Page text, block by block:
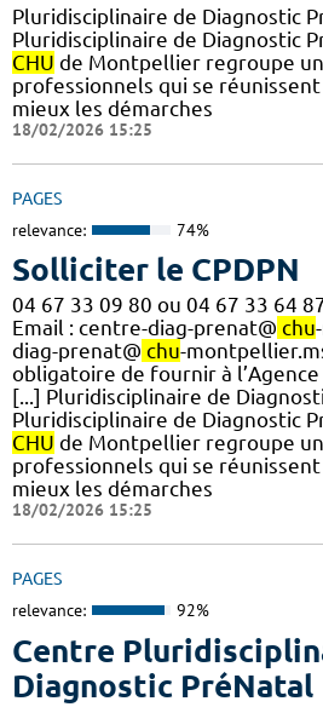
Pluridisciplinaire de Diagnostic
Pluridisciplinaire de Diagnostic
CHU de Montpellier regroupe
professionnels qui se
mieux les démarches
18/02/2026 15:25
PAGES
relevance: 74%
Solliciter le CPDPN
04 67 33 09 80 ou 04 67 33 64
Email : centre-diag-prenat@ chu
diag-prenat@ chu-
obligatoire de fournir à
[...] Pluridisciplinaire de
Pluridisciplinaire de Diagnostic
CHU de Montpellier regroupe
professionnels qui se
mieux les démarches
18/02/2026 15:25
PAGES
relevance: 92%
Centre
Diagnostic PréNatal